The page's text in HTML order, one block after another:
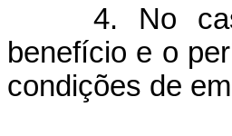
4. No
benefício e o
condições de